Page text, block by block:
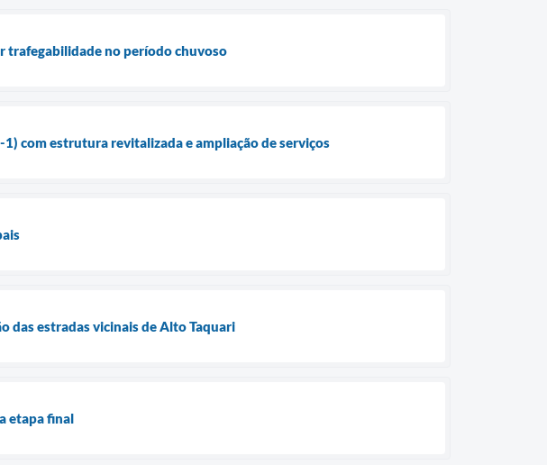
trafegabilidade no período chuvoso
com estrutura revitalizada e ampliação de serviços
das estradas vicinais de Alto Taquari
etapa final